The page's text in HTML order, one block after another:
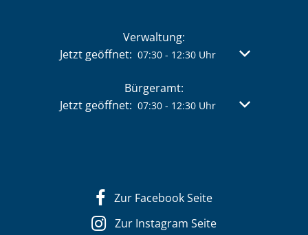
Verwaltung:
Klicken, um weitere Öffnungs- oder
Jetzt geöffnet: 07:30- 12:30Uhr Von 07:30
Bürgeramt:
Klicken, um weitere Öffnungs- oder
Jetzt geöffnet: 07:30- 12:30Uhr Von 07:30
Zur Facebook Seite
Zur Instagram Seite